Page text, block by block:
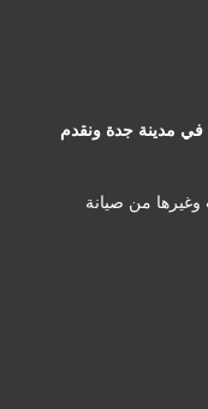
في مدينة جدة ونقدم
من صيانة